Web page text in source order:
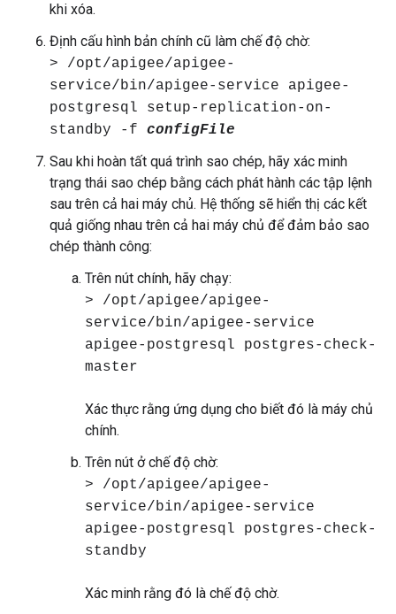
khi xóa.
Định cấu hình bản chính cũ làm chế độ chờ:
> /opt/apigee/apigee-
service/bin/apigee-service apigee-
postgresql setup-replication-on-
standby -f configFile
Sau khi hoàn tất quá trình sao chép, hãy xác minh
trạng thái sao chép bằng cách phát hành các tập lệnh
sau trên cả hai máy chủ. Hệ thống sẽ hiển thị các kết
quả giống nhau trên cả hai máy chủ để đảm bảo sao
chép thành công:
Trên nút chính, hãy chạy:
> /opt/apigee/apigee-
service/bin/apigee-service
apigee-postgresql postgres-check-
master
Xác thực rằng ứng dụng cho biết đó là máy chủ
chính.
Trên nút ở chế độ chờ:
> /opt/apigee/apigee-
service/bin/apigee-service
apigee-postgresql postgres-check-
standby
Xác minh rằng đó là chế độ chờ.